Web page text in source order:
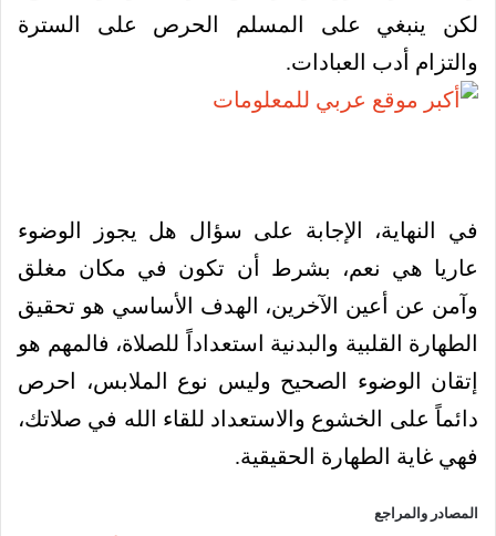
لكن ينبغي على المسلم الحرص على السترة
والتزام أدب العبادات.
في النهاية، الإجابة على سؤال هل يجوز الوضوء
عاريا هي نعم، بشرط أن تكون في مكان مغلق
وآمن عن أعين الآخرين، الهدف الأساسي هو تحقيق
الطهارة القلبية والبدنية استعداداً للصلاة، فالمهم هو
إتقان الوضوء الصحيح وليس نوع الملابس، احرص
دائماً على الخشوع والاستعداد للقاء الله في صلاتك،
فهي غاية الطهارة الحقيقية.
المصادر والمراجع